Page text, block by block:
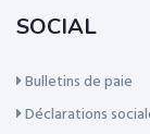
SOCIAL
Bulletins de paie
Déclarations